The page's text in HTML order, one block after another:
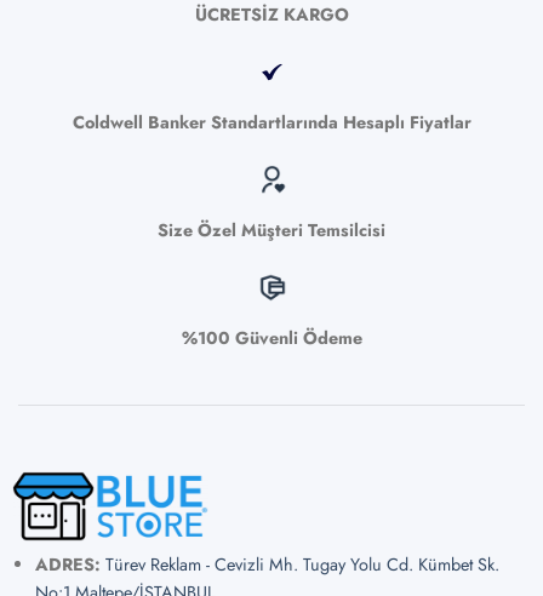
ÜCRETSİZ KARGO
Coldwell Banker Standartlarında Hesaplı Fiyatlar
Size Özel Müşteri Temsilcisi
%100 Güvenli Ödeme
ADRES: Türev Reklam - Cevizli Mh. Tugay Yolu Cd. Kümbet Sk.